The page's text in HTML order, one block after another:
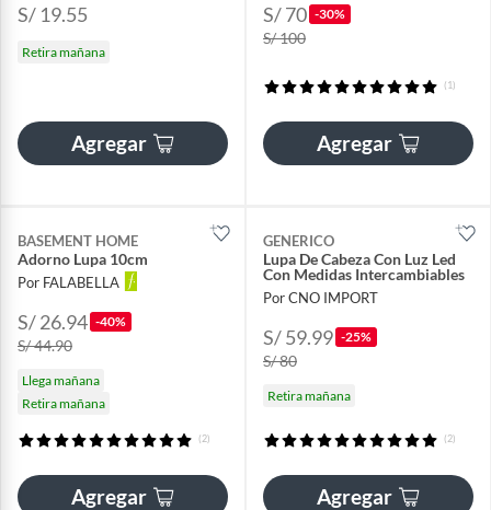
S/ 19.55
Retira mañana
Agregar
S/ 70 -30%
S/ 100
(1)
Agregar
BASEMENT HOME
Adorno Lupa 10cm
Por FALABELLA
S/ 26.94 -40%
S/ 44.90
Llega mañana
Retira mañana
(2)
Agregar
GENERICO
Lupa De Cabeza Con Luz Led
Con Medidas Intercambiables
Por CNO IMPORT
S/ 59.99 -25%
S/ 80
Retira mañana
(2)
Agregar